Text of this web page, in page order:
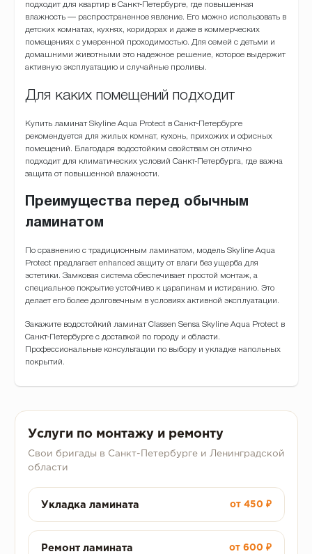
подходит для квартир в Санкт-Петербурге, где повышенная
влажность — распространенное явление. Его можно использовать в
детских комнатах, кухнях, коридорах и даже в коммерческих
помещениях с умеренной проходимостью. Для семей с детьми и
домашними животными это надежное решение, которое выдержит
активную эксплуатацию и случайные проливы.
Для каких помещений подходит
Купить ламинат Skyline Aqua Protect в Санкт-Петербурге
рекомендуется для жилых комнат, кухонь, прихожих и офисных
помещений. Благодаря водостойким свойствам он отлично
подходит для климатических условий Санкт-Петербурга, где важна
защита от повышенной влажности.
Преимущества перед обычным
ламинатом
По сравнению с традиционным ламинатом, модель Skyline Aqua
Protect предлагает enhanced защиту от влаги без ущерба для
эстетики. Замковая система обеспечивает простой монтаж, а
специальное покрытие устойчиво к царапинам и истиранию. Это
делает его более долговечным в условиях активной эксплуатации.
Закажите водостойкий ламинат Classen Sensa Skyline Aqua Protect в
Санкт-Петербурге с доставкой по городу и области.
Профессиональные консультации по выбору и укладке напольных
покрытий.
Услуги по монтажу и ремонту
Свои бригады в Санкт-Петербурге и Ленинградской
области
Укладка ламината от 450 ₽
Ремонт ламината от 600 ₽